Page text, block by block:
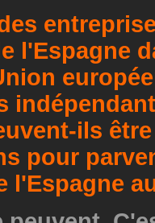
l'Espagne
ils
pour
l'Espagne